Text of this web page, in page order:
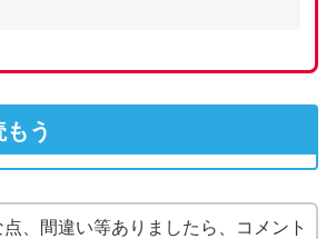
う
、間違い等ありましたら、コメント